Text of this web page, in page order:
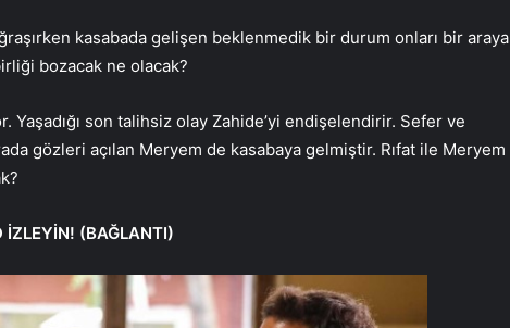
kasabada gelişen beklenmedik bir durum onları bir araya
bozacak ne olacak?
Yaşadığı son talihsiz olay Zahide’yi endişelendirir. Sefer ve
gözleri açılan Meryem de kasabaya gelmiştir. Rıfat ile Meryem
İZLEYİN! (BAĞLANTI)